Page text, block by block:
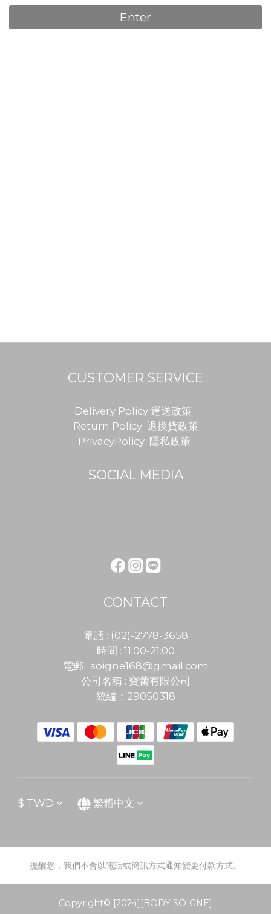
Enter
CUSTOMER SERVICE
Delivery Policy 運送政策
Return Policy 退換貨政策
PrivacyPolicy 隱私政策
SOCIAL MEDIA
CONTACT
電話 : (02)-2778-3658
時間 : 11:00-21:00
電郵 : soigne168@gmail.com
公司名稱 : 寶蕾有限公司
統編：29050318
$ TWD 繁體中文
提醒您，我們不會以電話或簡訊方式通知變更付款方式。
Copyright© [2024][BODY SOIGNE]